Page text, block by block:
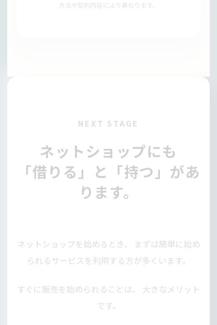
方法や契約内容により異なります。
NEXT STAGE
ネットショップにも
「借りる」と「持つ」があ
ります。
ネットショップを始めるとき、 まずは簡単に始め
られるサービスを利用する方が多くいます。
すぐに販売を始められることは、 大きなメリット
です。